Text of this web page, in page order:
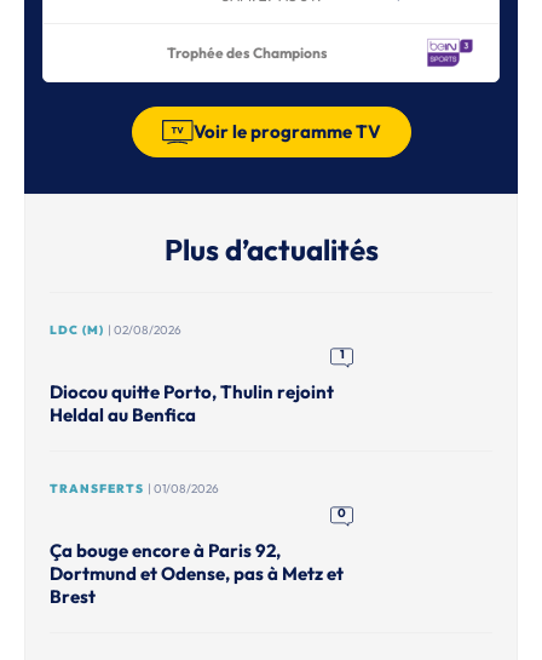
Trophée des Champions
Voir le programme TV
Plus d’actualités
LDC (M) | 02/08/2026
1
Diocou quitte Porto, Thulin rejoint
Heldal au Benfica
TRANSFERTS | 01/08/2026
0
Ça bouge encore à Paris 92,
Dortmund et Odense, pas à Metz et
Brest